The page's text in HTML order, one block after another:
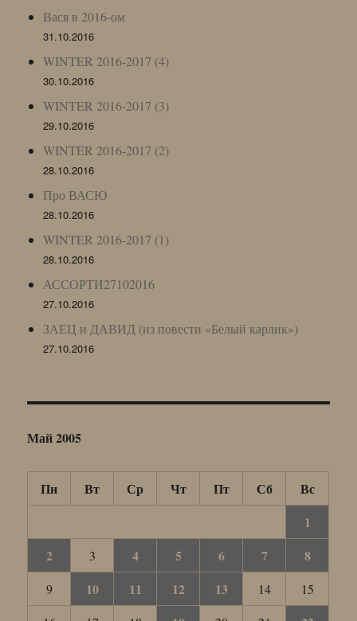
Вася в 2016-ом
31.10.2016
WINTER 2016-2017 (4)
30.10.2016
WINTER 2016-2017 (3)
29.10.2016
WINTER 2016-2017 (2)
28.10.2016
Про ВАСЮ
28.10.2016
WINTER 2016-2017 (1)
28.10.2016
АССОРТИ27102016
27.10.2016
ЗАЕЦ и ДАВИД (из повести «Белый карлик»)
27.10.2016
Май 2005
Пн Вт Ср Чт Пт Сб
Вс
1
2
3 4 5 6 7 8
9 10 11 12 13 14
15